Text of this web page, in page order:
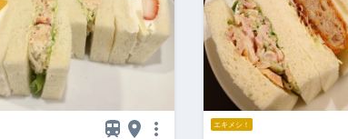
エキメシ！